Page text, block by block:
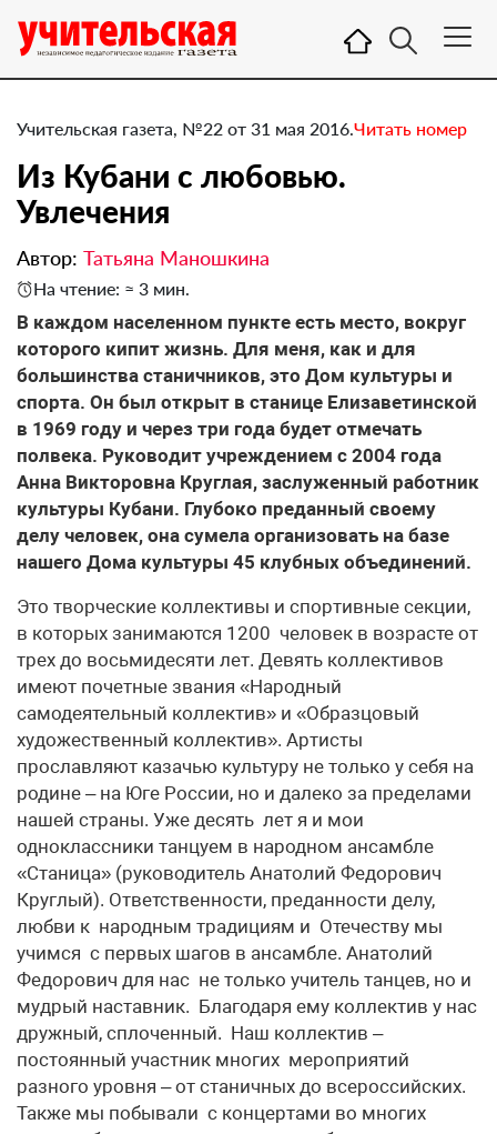
Учительская газета, №22 от 31 мая 2016.Читать номер
Из Кубани с любовью.
Увлечения
Автор: Татьяна Маношкина
На чтение: ≈ 3 мин.
В каждом населенном пункте есть место, вокруг
которого кипит жизнь. Для меня, как и для
большинства станичников, это Дом культуры и
спорта. Он был открыт в станице Елизаветинской
в 1969 году и через три года будет отмечать
полвека. Руководит учреждением с 2004 года
Анна Викторовна Круглая, заслуженный работник
культуры Кубани. Глубоко преданный своему
делу человек, она сумела организовать на базе
нашего Дома культуры 45 клубных объединений.
Это творческие коллективы и спортивные секции,
в которых занимаются 1200 человек в возрасте от
трех до восьмидесяти лет. Девять коллективов
имеют почетные звания «Народный
самодеятельный коллектив» и «Образцовый
художественный коллектив». Артисты
прославляют казачью культуру не только у себя на
родине – на Юге России, но и далеко за пределами
нашей страны. Уже десять лет я и мои
одноклассники танцуем в народном ансамбле
«Станица» (руководитель Анатолий Федорович
Круглый). Ответственности, преданности делу,
любви к народным традициям и Отечеству мы
учимся с первых шагов в ансамбле. Анатолий
Федорович для нас не только учитель танцев, но и
мудрый наставник. Благодаря ему коллектив у нас
дружный, сплоченный. Наш коллектив –
постоянный участник многих мероприятий
разного уровня – от станичных до всероссийских.
Также мы побывали с концертами во многих